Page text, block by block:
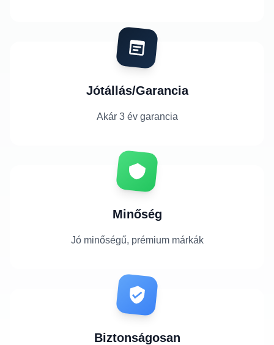
Jótállás/Garancia
Akár 3 év garancia
Minőség
Jó minőségű, prémium márkák
Biztonságosan